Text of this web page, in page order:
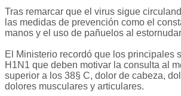
Tras remarcar que el virus sigue
las medidas de prevención como el
manos y el uso de pañuelos al
El Ministerio recordó que los principales
H1N1 que deben motivar la consulta al
superior a los 38§ C, dolor de cabeza,
dolores musculares y articulares.